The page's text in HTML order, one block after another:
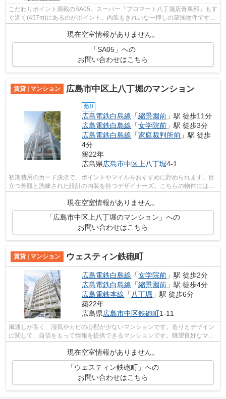
こだわりポイント満載のSA05。スーパー「プロマート八丁堀店青果部」もす
ぐ近く(457m)にあるのがポイント。内装もきれいな一押しの築浅物件です。
現在空室情報がありません。
「SA05」への
お問い合わせはこちら
賃貸 | マンション 広島市中区上八丁堀のマンション
敷0
広島電鉄白島線 「縮景園前 」駅 徒歩11分
広島電鉄白島線 「女学院前 」駅 徒歩3分
広島電鉄白島線 「家庭裁判所前 」駅 徒歩
4分
築22年
広島県広島市中区 上八丁堀4-1
初期費用のカード決済で、ポイントやマイルをおすすめに貯められます。目
立つ外観と洗練された設計の内装を持つデザイナーズ。こちらの物件にはエ
レベーターが付いています。ウォーキ...
現在空室情報がありません。
「広島市中区上八丁堀のマンション」への
お問い合わせはこちら
賃貸 | マンション ウェスティン鉄砲町
広島電鉄白島線 「女学院前 」駅 徒歩2分
広島電鉄白島線 「縮景園前 」駅 徒歩4分
広島電鉄本線 「 八丁堀 」駅 徒歩6分
築22年
広島県広島市中区鉄砲町1-11
風通しが良く、湿気やカビの心配が少ないマンションです。造りとデザイン
に関して、自信をもって情報を提供できるマンションです。眺望良好なマン
現在空室情報がありません。
「ウェスティン鉄砲町」への
お問い合わせはこちら